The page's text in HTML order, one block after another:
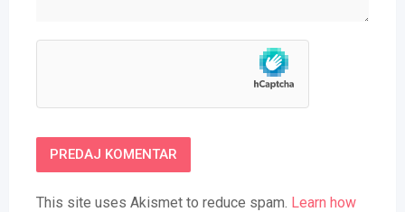
This site uses Akismet to reduce spam. Learn how